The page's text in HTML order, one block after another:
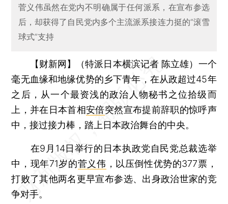
菅义伟虽然在党内不明确属于任何派系，在宣布参选
后，却获得了自民党内多个主流派系接连力挺的“滚雪
球式”支持
【财新网】（特派日本横滨记者 陈立雄） 一个
毫无血缘和地缘优势的乡下青年，在从政超过45年
之后，从一个最资浅的政治人物秘书之位拾级而
上，并在日本首相安倍突然宣布提前辞职的惊呼声
中，接过接力棒，踏上日本政治舞台的中央。
在9月14日举行的日本执政党自民党总裁选举
中，现年71岁的菅义伟 ，以压倒性优势的377票，
打败了其他两名更早宣布参选、出身政治世家的竞
争对手。